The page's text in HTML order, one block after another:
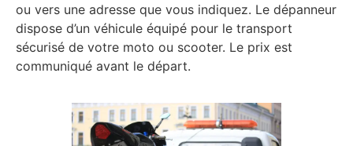
ou vers une adresse que vous indiquez. Le dépanneur
dispose d’un véhicule équipé pour le transport
sécurisé de votre moto ou scooter. Le prix est
communiqué avant le départ.